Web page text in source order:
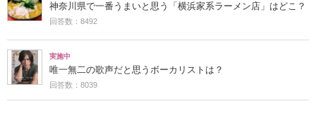
神奈川県で一番うまいと思う「横浜家系ラーメン店」はどこ？
回答数：8492
実施中
唯一無二の歌声だと思うボーカリストは？
回答数：8039